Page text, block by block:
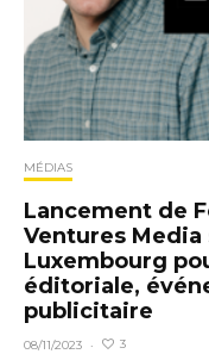
MÉDIAS
Lancement de
Ventures Media
Luxembourg
éditoriale,
publicitaire
08/11/2023 · 3